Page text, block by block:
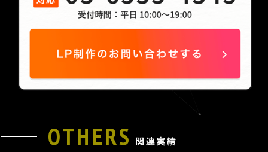
OTHERS 関連実績